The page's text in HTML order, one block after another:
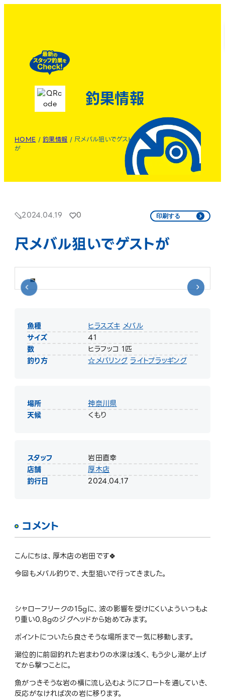
釣果情報
HOME /釣果情報 /尺メバル狙いでゲスト
が
2024.04.19 0 印刷する
尺メバル狙いでゲストが
魚種 ヒラスズキ メバル
サイズ
41
数
ヒラフッコ 1匹
釣り方
☆メバリング ライトプラッギング
場所
神奈川県
天候
くもり
スタッフ
岩田直幸
店舗
厚木店
釣行日
2024.04.17
コメント
こんにちは、厚木店の岩田です🍀
今回もメバル釣りで、大型狙いで行ってきました。
シャローフリークの15gに、波の影響を受けにくいよういつもよ
り重い0.8gのジグヘッドから始めてみます。
ポイントについたら良さそうな場所まで一気に移動します。
潮位的に前回釣れた岩まわりの水深は浅く、もう少し潮が上げ
てから撃つことに。
魚がつきそうな岩の横に流し込むようにフロートを通していき、
反応がなければ次の岩に移ります。